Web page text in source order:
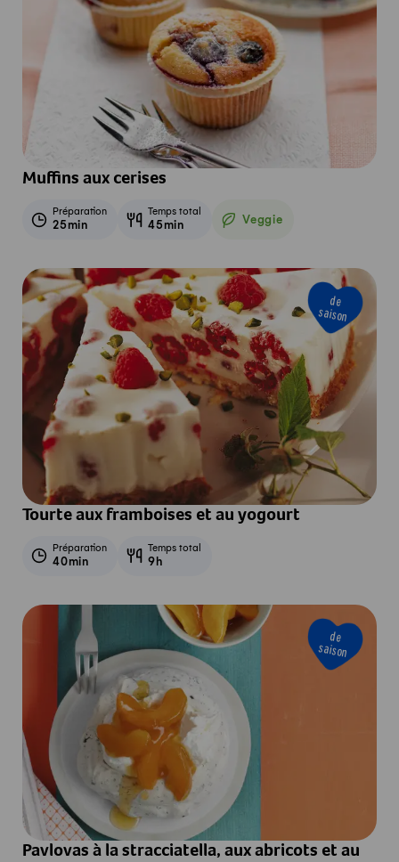
Muffins aux cerises
Préparation
25min
Temps total
45min Veggie
Veggie
de
saison
Tourte aux framboises et au yogourt
Préparation
40min
Temps total
9h
de
saison
Pavlovas à la stracciatella, aux abricots et au